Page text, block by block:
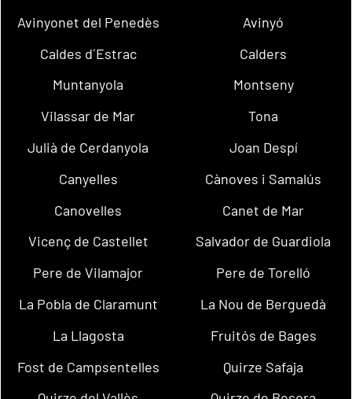
Avinyonet del Penedès
Avinyó
Caldes d´Estrac
Calders
Muntanyola
Montseny
Vilassar de Mar
Tona
Julià de Cerdanyola
Joan Despí
Canyelles
Cànoves i Samalús
Canovelles
Canet de Mar
Vicenç de Castellet
Salvador de Guardiola
Pere de Vilamajor
Pere de Torelló
La Pobla de Claramunt
La Nou de Berguedà
La Llagosta
Fruitós de Bages
Fost de Campsentelles
Quirze Safaja